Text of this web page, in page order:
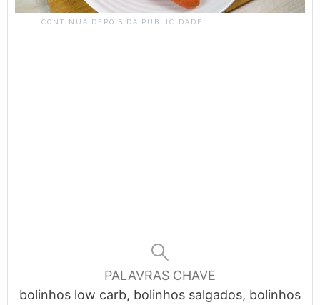
CONTINUA DEPOIS DA PUBLICIDADE
PALAVRAS CHAVE
bolinhos low carb, bolinhos salgados, bolinhos